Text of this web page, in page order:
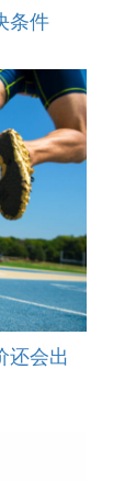
条件
还会出